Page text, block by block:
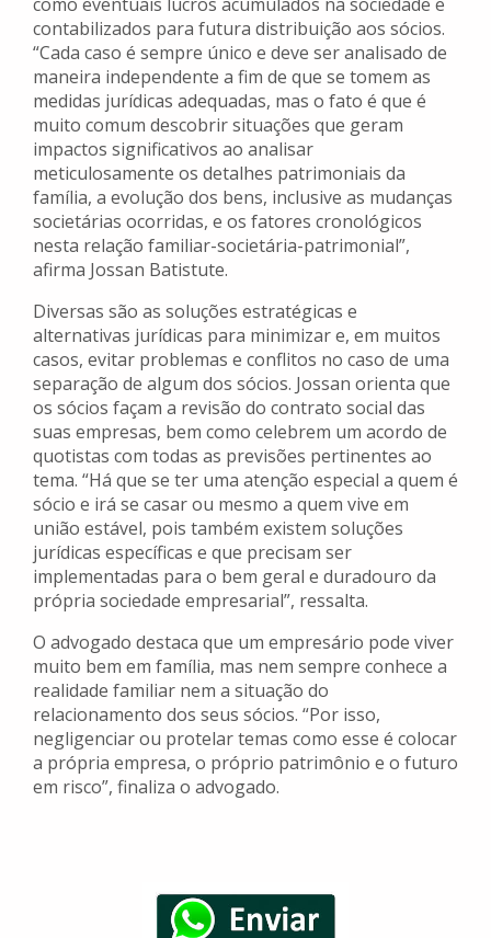
contabilizados para futura distribuição aos sócios.
“Cada caso é sempre único e deve ser analisado de
maneira independente a fim de que se tomem as
medidas jurídicas adequadas, mas o fato é que é
muito comum descobrir situações que geram
impactos significativos ao analisar
meticulosamente os detalhes patrimoniais da
família, a evolução dos bens, inclusive as mudanças
societárias ocorridas, e os fatores cronológicos
nesta relação familiar-societária-patrimonial”,
afirma Jossan Batistute.
Diversas são as soluções estratégicas e
alternativas jurídicas para minimizar e, em muitos
casos, evitar problemas e conflitos no caso de uma
separação de algum dos sócios. Jossan orienta que
os sócios façam a revisão do contrato social das
suas empresas, bem como celebrem um acordo de
quotistas com todas as previsões pertinentes ao
tema. “Há que se ter uma atenção especial a quem é
sócio e irá se casar ou mesmo a quem vive em
união estável, pois também existem soluções
jurídicas específicas e que precisam ser
implementadas para o bem geral e duradouro da
própria sociedade empresarial”, ressalta.
O advogado destaca que um empresário pode viver
muito bem em família, mas nem sempre conhece a
realidade familiar nem a situação do
relacionamento dos seus sócios. “Por isso,
negligenciar ou protelar temas como esse é colocar
a própria empresa, o próprio patrimônio e o futuro
em risco”, finaliza o advogado.